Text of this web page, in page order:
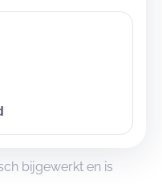
bijgewerkt en is